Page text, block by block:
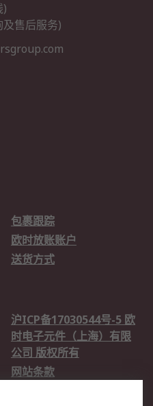
)
售后服务)
包裹跟踪
欧时放账账户
送货方式
沪ICP备17030544号-5 欧
时电子元件（上海）有限
公司 版权所有
网站条款